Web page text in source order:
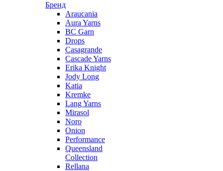
Бренд
Araucania
Aura Yarns
BC Garn
Drops
Casagrande
Cascade Yarns
Erika Knight
Jody Long
Katia
Kremke
Lang Yarns
Mirasol
Noro
Onion
Performance
Queensland
Collection
Rellana